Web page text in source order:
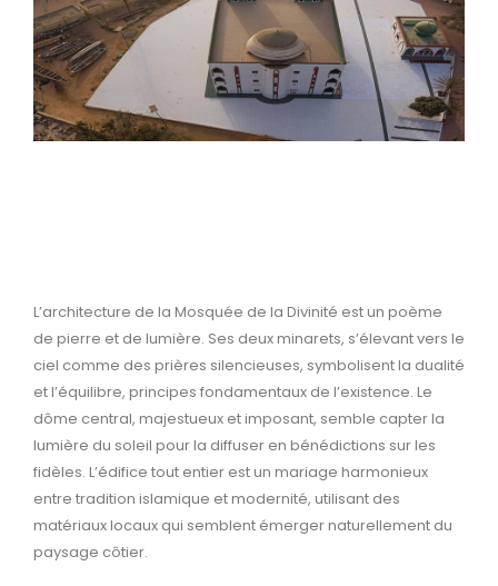
L’architecture de la Mosquée de la Divinité est un poème
de pierre et de lumière. Ses deux minarets, s’élevant vers le
ciel comme des prières silencieuses, symbolisent la dualité
et l’équilibre, principes fondamentaux de l’existence. Le
dôme central, majestueux et imposant, semble capter la
lumière du soleil pour la diffuser en bénédictions sur les
fidèles. L’édifice tout entier est un mariage harmonieux
entre tradition islamique et modernité, utilisant des
matériaux locaux qui semblent émerger naturellement du
paysage côtier.